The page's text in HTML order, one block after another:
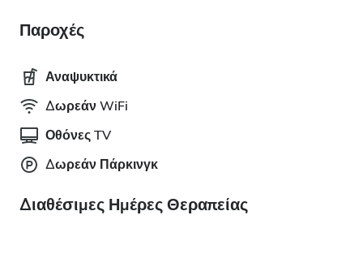
Παροχές
Αναψυκτικά
Δωρεάν WiFi
Οθόνες TV
Δωρεάν Πάρκινγκ
Διαθέσιμες Ημέρες Θεραπείας